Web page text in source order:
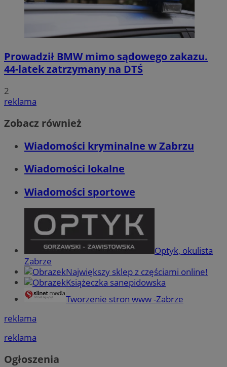
Prowadził BMW mimo sądowego zakazu.
44-latek zatrzymany na DTŚ
2
reklama
Zobacz również
Wiadomości kryminalne w Zabrzu
Wiadomości lokalne
Wiadomości sportowe
Optyk, okulista
Zabrze
Największy sklep z częściami online!
Książeczka sanepidowska
Tworzenie stron www -Zabrze
reklama
reklama
Ogłoszenia